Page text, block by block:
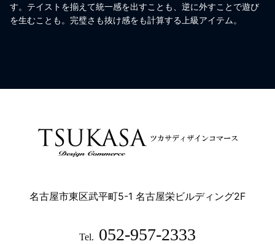
す。テイストを揃えて統一感を出すことも、逆に外すことで遊び
を生むことも。完璧さも抜け感をも計算する上級アイテム。
名古屋市東区武平町5-1 名古屋栄ビルディング2F
Tel. 052-957-2333